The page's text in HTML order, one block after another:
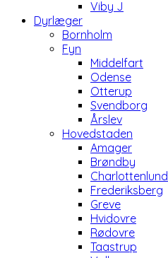
Viby J
Dyrlæger
Bornholm
Fyn
Middelfart
Odense
Otterup
Svendborg
Årslev
Hovedstaden
Amager
Brøndby
Charlottenlund
Frederiksberg
Greve
Hvidovre
Rødovre
Taastrup